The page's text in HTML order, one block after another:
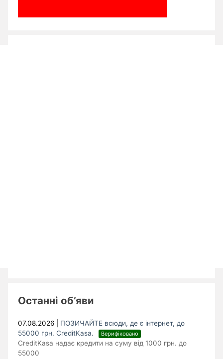
Останні об’яви
07.08.2026
ПОЗИЧАЙТЕ всюди, де є інтернет, до
55000 грн. CreditKasa.
Верифіковано
CreditKasa надає кредити на суму від 1000 грн. до
55000